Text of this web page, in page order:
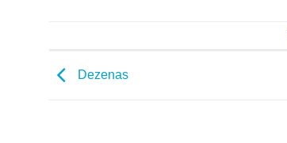
Dezenas